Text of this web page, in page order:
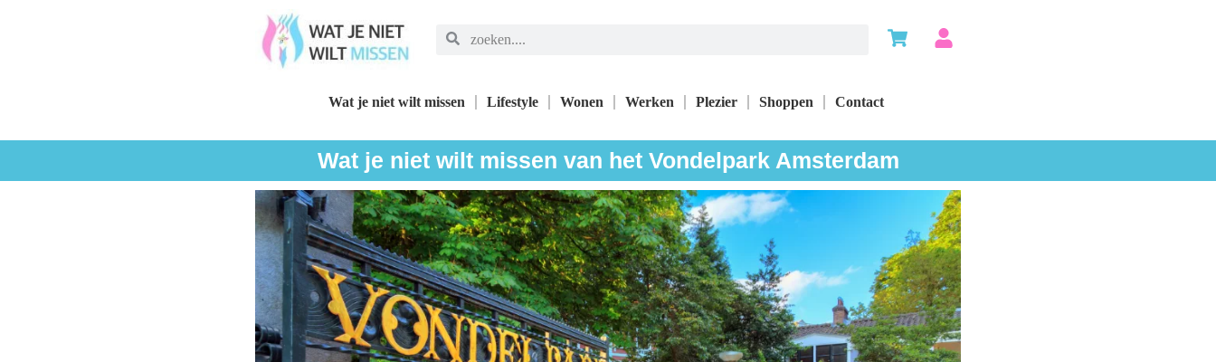
Wat je niet wilt missen Lifestyle Wonen Werken Plezier Shoppen Contact
Wat je niet wilt missen van het Vondelpark Amsterdam